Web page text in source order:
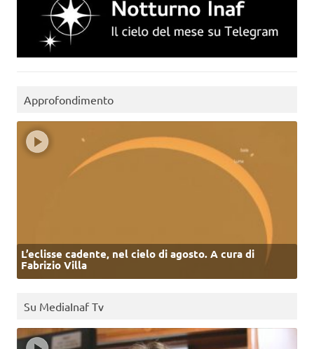
Approfondimento
L’eclisse cadente, nel cielo di agosto. A cura di
Fabrizio Villa
Su MediaInaf Tv